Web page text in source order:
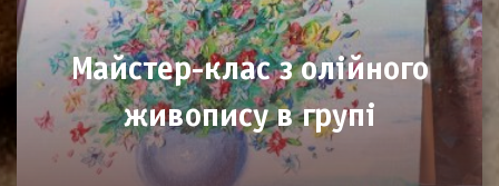
Майстер-клас з олійного
живопису в групі